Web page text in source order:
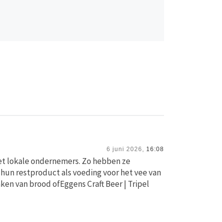
6 juni 2026, 16:08
lokale ondernemers. Zo hebben ze
restproduct als voeding voor het vee van
van brood ofEggens Craft Beer | Tripel